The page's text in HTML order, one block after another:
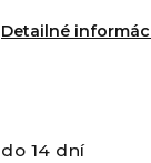
Detailné
do 14 dní